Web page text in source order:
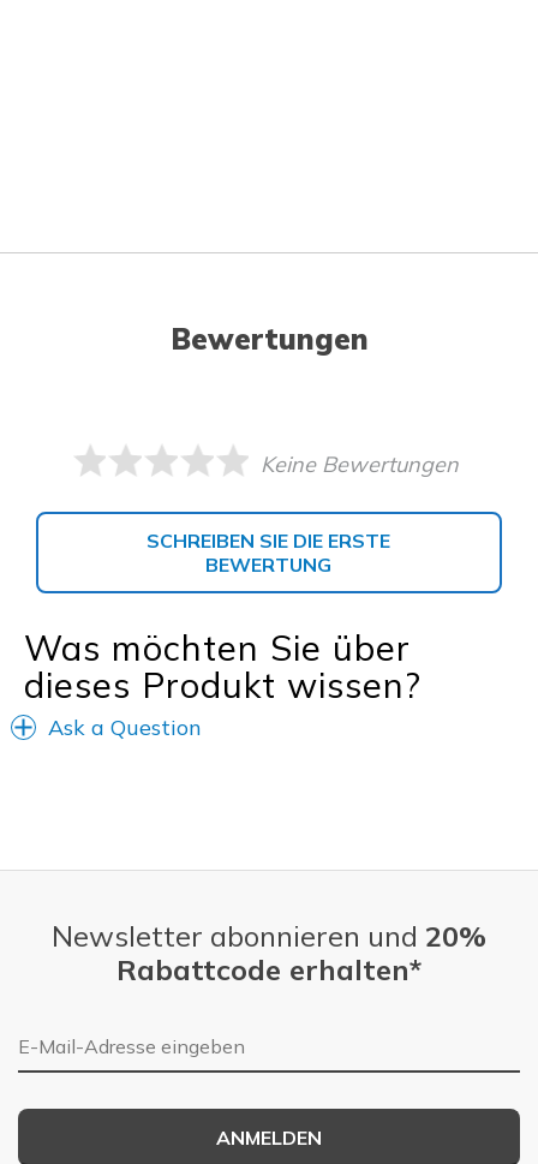
Bewertungen
Keine Bewertungen
SCHREIBEN SIE DIE ERSTE
BEWERTUNG
Was möchten Sie über
dieses Produkt wissen?
Ask a Question
Newsletter abonnieren und 20%
Rabattcode erhalten*
E-Mail-Adresse
ANMELDEN